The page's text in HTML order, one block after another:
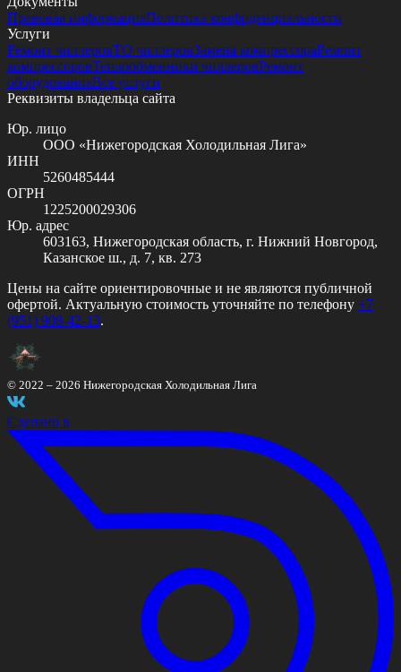
Правовая информацияПолитика конфиденциальности
Услуги
Ремонт чиллеровТО чиллеровЗамена компрессораРемонт
компрессоровТеплообменники чиллеровРемонт
оборудованияВсе услуги
Реквизиты владельца сайта
Юр. лицо
ООО «Нижегородская Холодильная Лига»
ИНН
5260485444
ОГРН
1225200029306
Юр. адрес
603163, Нижегородская область, г. Нижний Новгород,
Казанское ш., д. 7, кв. 273
Цены на сайте ориентировочные и не являются публичной
офертой. Актуальную стоимость уточняйте по телефону +7
(951) 908-42-13.
© 2022 – 2026 Нижегородская Холодильная Лига
Сделано в